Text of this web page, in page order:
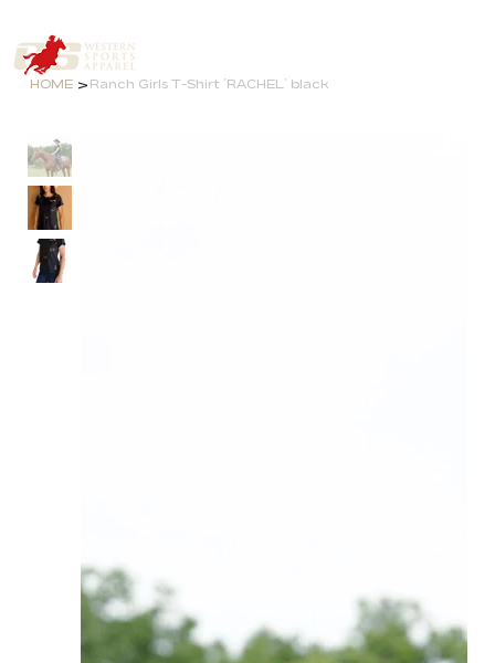
HOME > Ranch Girls T-Shirt ´RACHEL` black